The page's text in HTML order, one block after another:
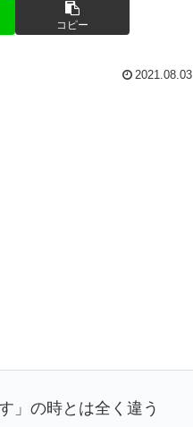
コピー
2021.08.03
」の時とは全く違う